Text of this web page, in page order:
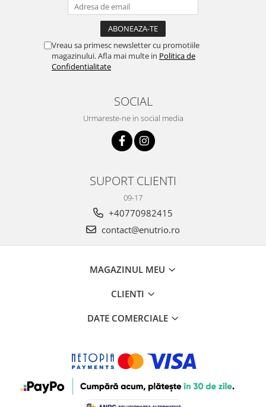
Vreau sa primesc newsletter cu promotiile
magazinului. Afla mai multe in Politica de
Confidentialitate
SOCIAL
Urmareste-ne in social media
SUPORT CLIENTI
09-17
+40770982415
contact@enutrio.ro
MAGAZINUL MEU
CLIENTI
DATE COMERCIALE